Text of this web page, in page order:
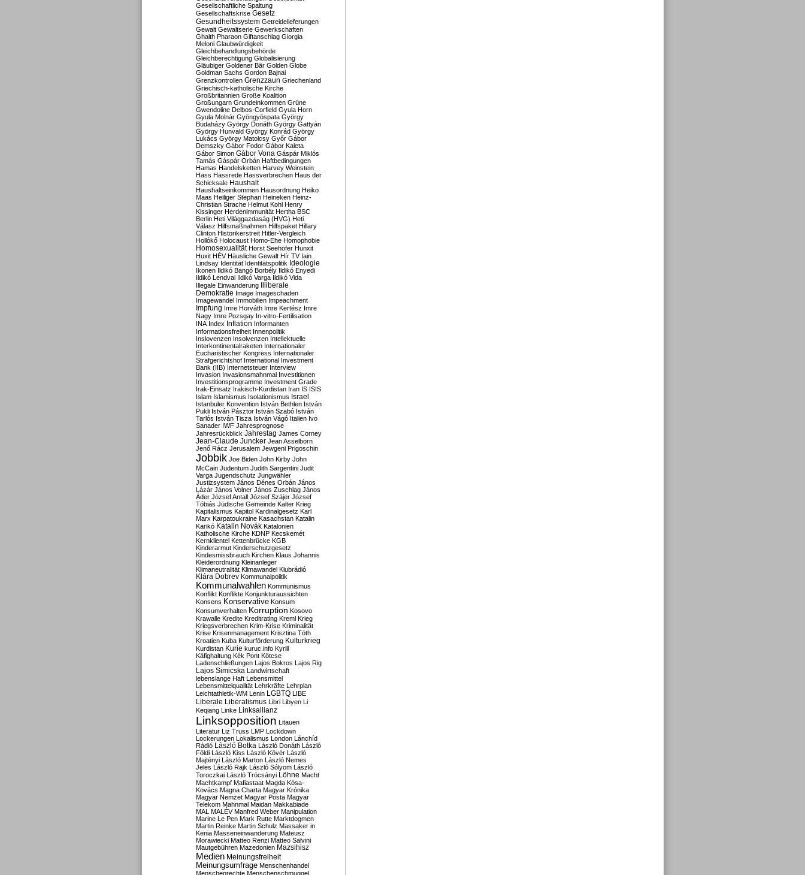
Gesellschaftliche Spaltung
Gesellschaftskrise Gesetz
Gesundheitssystem Getreidelieferungen
Gewalt Gewaltserie Gewerkschaften
Ghaith Pharaon Giftanschlag Giorgia
Meloni Glaubwürdigkeit
Gleichbehandlungsbehörde
Gleichberechtigung Globalisierung
Gläubiger Goldener Bär Golden Globe
Goldman Sachs Gordon Bajnai
Grenzkontrollen Grenzzaun Griechenland
Griechisch-katholische Kirche
Großbritannien Große Koalition
Großungarn Grundeinkommen Grüne
Gwendoline Delbos-Corfield Gyula Horn
Gyula Molnár Gyöngyöspata György
Budaházy György Donáth György Gattyán
György Hunvald György Konrád György
Lukács György Matolcsy Győr Gábor
Demszky Gábor Fodor Gábor Kaleta
Gábor Simon Gábor Vona Gáspár Miklós
Tamás Gáspár Orbán Haftbedingungen
Hamas Handelsketten Harvey Weinstein
Hass Hassrede Hassverbrechen Haus der
Schicksale Haushalt
Haushaltseinkommen Hausordnung Heiko
Maas Heiliger Stephan Heineken Heinz-
Christian Strache Helmut Kohl Henry
Kissinger Herdenimmunität Hertha BSC
Berlin Heti Világgazdaság (HVG) Heti
Válasz Hilfsmaßnahmen Hilfspaket Hillary
Clinton Historikerstreit Hitler-Vergleich
Hollókő Holocaust Homo-Ehe Homophobie
Homosexualität Horst Seehofer Hunxit
Huxit HÉV Häusliche Gewalt Hír TV Iain
Lindsay Identität Identitätspolitik Ideologie
Ikonen Ildikó Bangó Borbély Ildikó Enyedi
Ildikó Lendvai Ildikó Varga Ildikó Vida
Illegale Einwanderung Illiberale
Demokratie Image Imageschaden
Imagewandel Immobilien Impeachment
Impfung Imre Horváth Imre Kertész Imre
Nagy Imre Pozsgay In-vitro-Fertilisation
INA Index Inflation Informanten
Informationsfreiheit Innenpolitik
Inslovenzen Insolvenzen Intellektuelle
Interkontinentalraketen Internationaler
Eucharistischer Kongress Internationaler
Strafgerichtshof International Investment
Bank (IIB) Internetsteuer Interview
Invasion Invasionsmahnmal Investitionen
Investitionsprogramme Investment Grade
Irak-Einsatz Irakisch-Kurdistan Iran IS ISIS
Islam Islamismus Isolationismus Israel
Istanbuler Konvention István Bethlen István
Pukli István Pásztor István Szabó István
Tarlós István Tisza István Vágó Italien Ivo
Sanader IWF Jahresprognose
Jahresrückblick Jahrestag James Corney
Jean-Claude Juncker Jean Asselborn
Jenő Rácz Jerusalem Jewgeni Prigoschin
Jobbik Joe Biden John Kirby John
McCain Judentum Judith Sargentini Judit
Varga Jugendschutz Jungwähler
Justizsystem János Dénes Orbán János
Lázár János Volner János Zuschlag János
Áder József Antall József Szájer József
Tóbiás Jüdische Gemeinde Kalter Krieg
Kapitalismus Kapitol Kardinalgesetz Karl
Marx Karpatoukraine Kasachstan Katalin
Karikó Katalin Novák Katalonien
Katholische Kirche KDNP Kecskemét
Kernklientel Kettenbrücke KGB
Kinderarmut Kinderschutzgesetz
Kindesmissbrauch Kirchen Klaus Johannis
Kleiderordnung Kleinanleger
Klimaneutralität Klimawandel Klubrádió
Klára Dobrev Kommunalpolitik
Kommunalwahlen Kommunismus
Konflikt Konflikte Konjunkturaussichten
Konsens Konservative Konsum
Konsumverhalten Korruption Kosovo
Krawalle Kredite Kreditrating Kreml Krieg
Kriegsverbrechen Krim-Krise Kriminalität
Krise Krisenmanagement Krisztina Tóth
Kroatien Kuba Kulturförderung Kulturkrieg
Kurdistan Kurie kuruc.info Kyrill
Käfighaltung Kék Pont Kötcse
Ladenschließungen Lajos Bokros Lajos Rig
Lajos Simicska Landwirtschaft
lebenslange Haft Lebensmittel
Lebensmittelqualität Lehrkräfte Lehrplan
Leichtathletik-WM Lenin LGBTQ LIBE
Liberale Liberalismus Libri Libyen Li
Keqiang Linke Linksallianz
Linksopposition Litauen
Literatur Liz Truss LMP Lockdown
Lockerungen Lokalismus London Lánchíd
Rádió
László Botka László Donáth László
Földi László Kiss László Kövér László
Majtényi László Marton László Nemes
Jeles László Rajk László Sólyom László
Toroczkai László Trócsányi Löhne Macht
Machtkampf Mafiastaat Magda Kósa-
Kovács Magna Charta Magyar Krónika
Magyar Nemzet Magyar Posta Magyar
Telekom Mahnmal Maidan Makkabiade
MAL MALÉV Manfred Weber Manipulation
Marine Le Pen Mark Rutte Marktdogmen
Martin Reinke Martin Schulz Massaker in
Kenia Masseneinwanderung Mateusz
Morawiecki Matteo Renzi Matteo Salvini
Mautgebühren Mazedonien Mazsihisz
Medien Meinungsfreiheit
Meinungsumfrage Menschenhandel
Menschenrechte Menschenschmuggel